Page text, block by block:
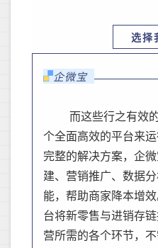
选择
企微宝
而这些行之有效
个全面高效的平台来
完整的解决方案，企
建、营销推广、数据
能，帮助商家降本增
台将新零售与进销存
营所需的各个环节，